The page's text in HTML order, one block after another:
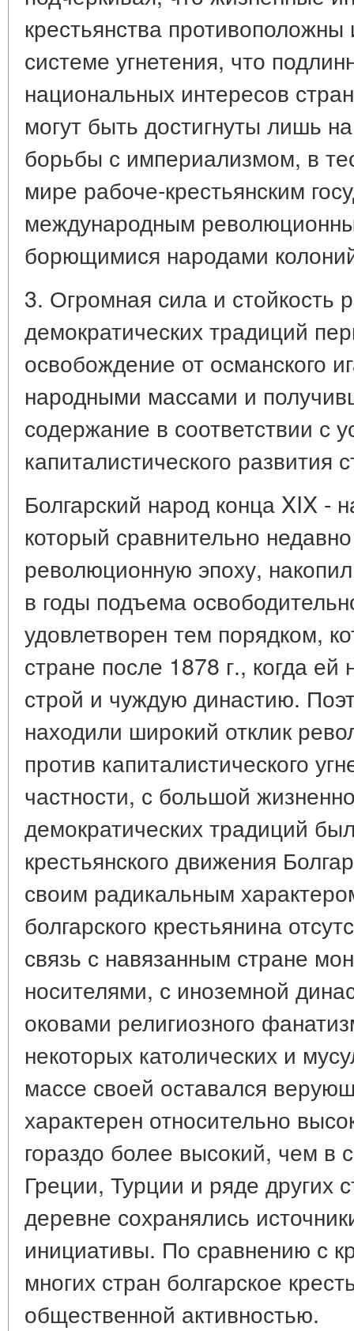
крестьянства
системе угнетения, что
национальных интересов
могут быть достигнуты лишь
борьбы с империализмом, в
мире рабоче-крестьянским
международным
борющимися народами
3. Огромная сила и стойкость
демократических традиций
освобождение от османского
народными массами и
содержание в соответствии с
капиталистического развития
Болгарский народ конца XIX -
который сравнительно
революционную эпоху,
в годы подъема
удовлетворен тем порядком,
стране после 1878 г., когда
строй и чуждую династию.
находили широкий отклик
против капиталистического
частности, с большой
демократических традиций
крестьянского движения
своим радикальным
болгарского крестьянина
связь с навязанным стране
носителями, с иноземной
оковами религиозного
некоторых католических и
массе своей оставался
характерен относительно
гораздо более высокий, чем в
Греции, Турции и ряде других
деревне сохранялись
инициативы. По сравнению с
многих стран болгарское
общественной активностью.